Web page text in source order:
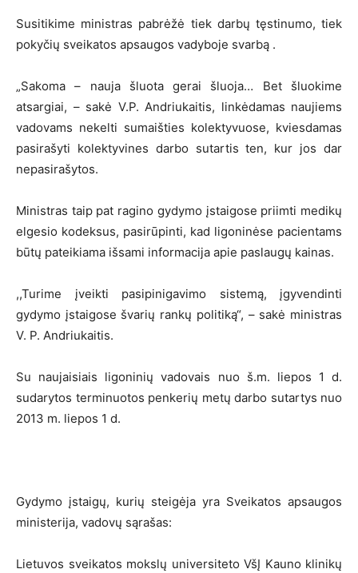
Susitikime ministras pabrėžė tiek darbų tęstinumo, tiek
pokyčių sveikatos apsaugos vadyboje svarbą .
„Sakoma – nauja šluota gerai šluoja… Bet šluokime
atsargiai, – sakė V.P. Andriukaitis, linkėdamas naujiems
vadovams nekelti sumaišties kolektyvuose, kviesdamas
pasirašyti kolektyvines darbo sutartis ten, kur jos dar
nepasirašytos.
Ministras taip pat ragino gydymo įstaigose priimti medikų
elgesio kodeksus, pasirūpinti, kad ligoninėse pacientams
būtų pateikiama išsami informacija apie paslaugų kainas.
,,Turime įveikti pasipinigavimo sistemą, įgyvendinti
gydymo įstaigose švarių rankų politiką“, – sakė ministras
V. P. Andriukaitis.
Su naujaisiais ligoninių vadovais nuo š.m. liepos 1 d.
sudarytos terminuotos penkerių metų darbo sutartys nuo
2013 m. liepos 1 d.
Gydymo įstaigų, kurių steigėja yra Sveikatos apsaugos
ministerija, vadovų sąrašas:
Lietuvos sveikatos mokslų universiteto VšĮ Kauno klinikų